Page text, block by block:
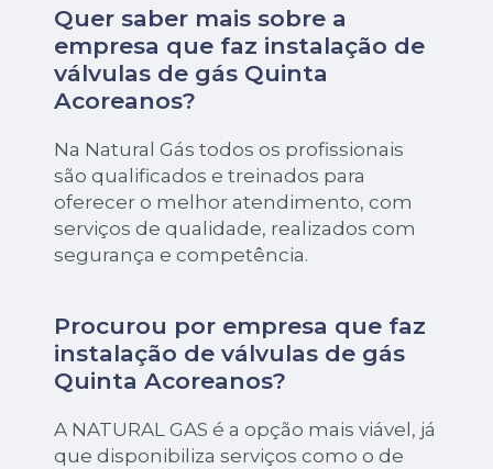
Quer saber mais sobre a
empresa que faz instalação de
válvulas de gás Quinta
Acoreanos?
Na Natural Gás todos os profissionais
são qualificados e treinados para
oferecer o melhor atendimento, com
serviços de qualidade, realizados com
segurança e competência.
Procurou por empresa que faz
instalação de válvulas de gás
Quinta Acoreanos?
A NATURAL GAS é a opção mais viável, já
que disponibiliza serviços como o de